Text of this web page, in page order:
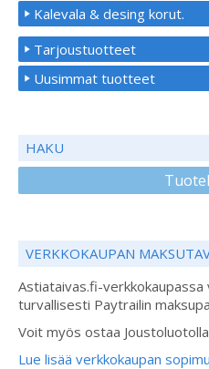
Kalevala & desing korut.
Tarjoustuotteet
Uusimmat tuotteet
HAKU
VERKKOKAUPAN
Astiataivas.fi-
turvallisesti Paytrailin
Voit myös ostaa
Lue lisää verkkokaupan